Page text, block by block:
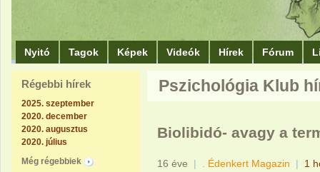
Nyitó Tagok Képek Videók Hírek Fórum
Régebbi hírek
2025. szeptember
2020. december
2020. augusztus
2020. július
Még régebbiek
Pszichológia Klub
Biolibidó- avagy a
16 éve | . Édenkert Magazin | 1